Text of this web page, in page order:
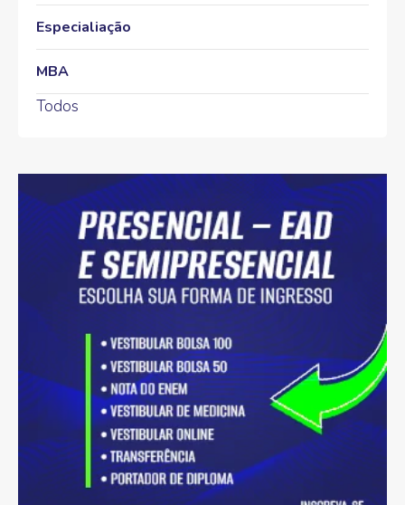
Especialiação
MBA
Todos